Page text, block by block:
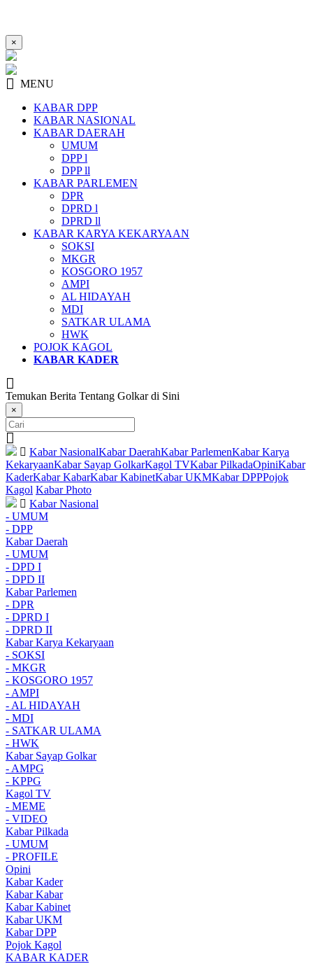
×
MENU
KABAR DPP
KABAR NASIONAL
KABAR DAERAH
UMUM
DPP l
DPP ll
KABAR PARLEMEN
DPR
DPRD l
DPRD ll
KABAR KARYA KEKARYAAN
SOKSI
MKGR
KOSGORO 1957
AMPI
AL HIDAYAH
MDI
SATKAR ULAMA
HWK
POJOK KAGOL
KABAR KADER
Temukan Berita Tentang Golkar di Sini
×
Kabar NasionalKabar DaerahKabar ParlemenKabar Karya
KekaryaanKabar Sayap GolkarKagol TVKabar PilkadaOpiniKabar
KaderKabar KabarKabar KabinetKabar UKMKabar DPPPojok
Kagol Kabar Photo
Kabar Nasional
- UMUM
- DPP
Kabar Daerah
- UMUM
- DPD I
- DPD II
Kabar Parlemen
- DPR
- DPRD I
- DPRD II
Kabar Karya Kekaryaan
- SOKSI
- MKGR
- KOSGORO 1957
- AMPI
- AL HIDAYAH
- MDI
- SATKAR ULAMA
- HWK
Kabar Sayap Golkar
- AMPG
- KPPG
Kagol TV
- MEME
- VIDEO
Kabar Pilkada
- UMUM
- PROFILE
Opini
Kabar Kader
Kabar Kabar
Kabar Kabinet
Kabar UKM
Kabar DPP
Pojok Kagol
KABAR KADER